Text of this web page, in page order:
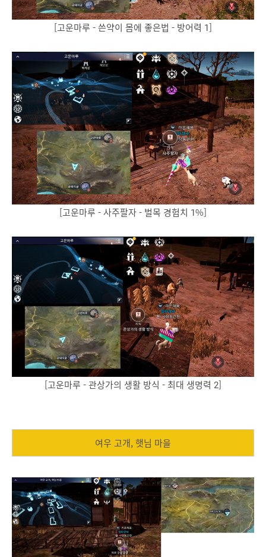
[고운마루 - 쓴약이 몸에 좋은법 - 방어력 1]
[고운마루 - 사주팔자 - 벌목 경험치 1%]
[고운마루 - 관상가의 생활 방식 - 최대 생명력 2]
여우 고개, 햇님 마을